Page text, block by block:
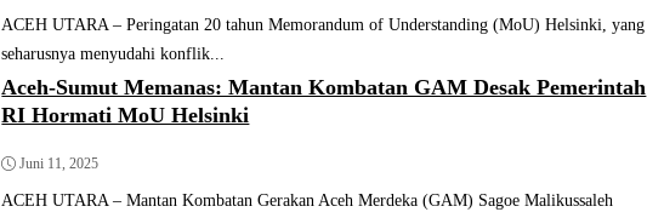
ACEH UTARA – Peringatan 20 tahun Memorandum of Understanding (MoU) Helsinki, yang
seharusnya menyudahi konflik...
Aceh-Sumut Memanas: Mantan Kombatan GAM Desak Pemerintah
RI Hormati MoU Helsinki
Juni 11, 2025
ACEH UTARA – Mantan Kombatan Gerakan Aceh Merdeka (GAM) Sagoe Malikussaleh